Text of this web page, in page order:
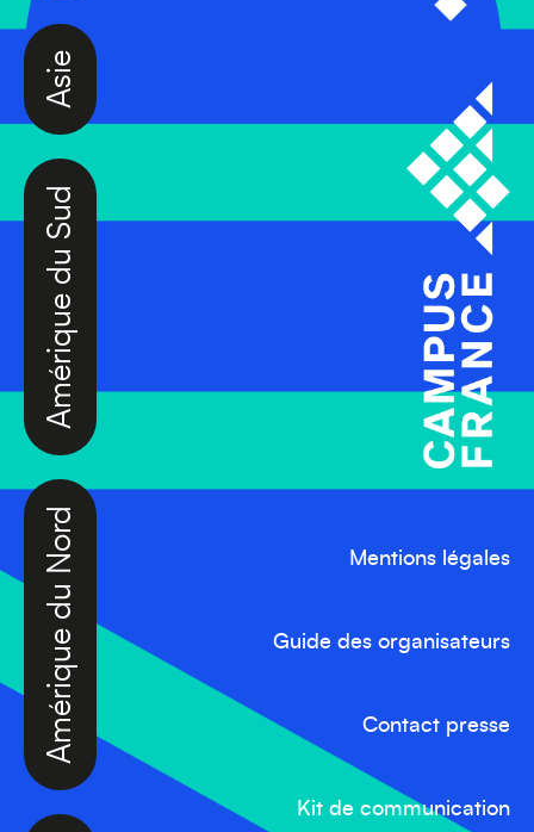
Amérique du Nord
Amérique du Sud
Asie
Mentions légales
Guide des organisateurs
Contact presse
Kit de communication